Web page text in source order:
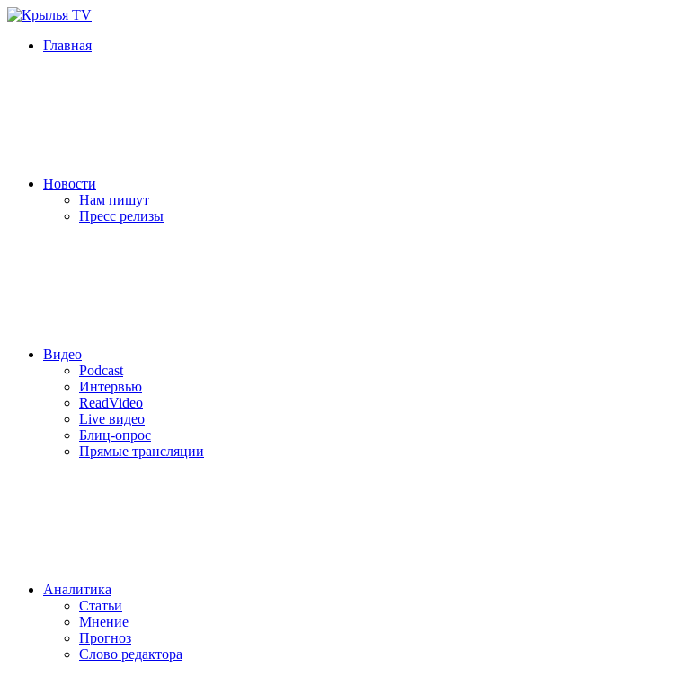
Главная
Новости
Нам пишут
Пресс релизы
Видео
Podcast
Интервью
ReadVideo
Live видео
Блиц-опрос
Прямые трансляции
Аналитика
Статьи
Мнение
Прогноз
Cлово редактора